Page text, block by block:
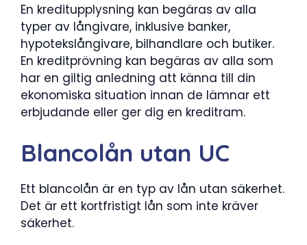
En kreditupplysning kan begäras av alla
typer av långivare, inklusive banker,
hypotekslångivare, bilhandlare och butiker.
En kreditprövning kan begäras av alla som
har en giltig anledning att känna till din
ekonomiska situation innan de lämnar ett
erbjudande eller ger dig en kreditram.
Blancolån utan UC
Ett blancolån är en typ av lån utan säkerhet.
Det är ett kortfristigt lån som inte kräver
säkerhet.